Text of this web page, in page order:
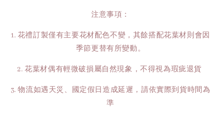
注意事項：
1. 花禮訂製僅有主要花材配色不變，其餘搭配花葉材則會因
季節更替有所變動。
2. 花葉材偶有輕微破損屬自然現象，不得視為瑕疵退貨
3. 物流如遇天災、國定假日造成延遲，請依實際到貨時間為
準